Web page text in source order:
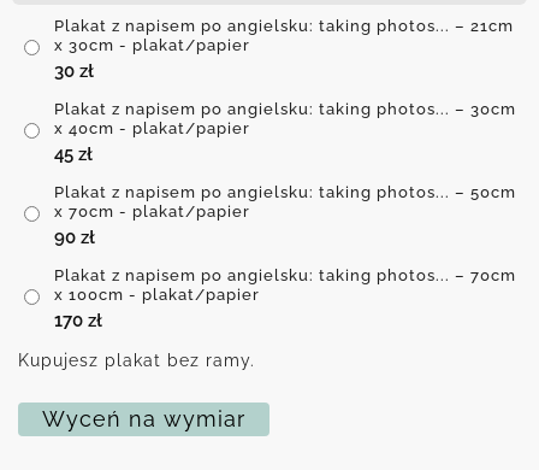
Plakat z napisem po angielsku: taking photos... – 21cm
x 30cm - plakat/papier
30 zł
Plakat z napisem po angielsku: taking photos... – 30cm
x 40cm - plakat/papier
45 zł
Plakat z napisem po angielsku: taking photos... – 50cm
x 70cm - plakat/papier
90 zł
Plakat z napisem po angielsku: taking photos... – 70cm
x 100cm - plakat/papier
170 zł
Kupujesz plakat bez ramy.
Wyceń na wymiar